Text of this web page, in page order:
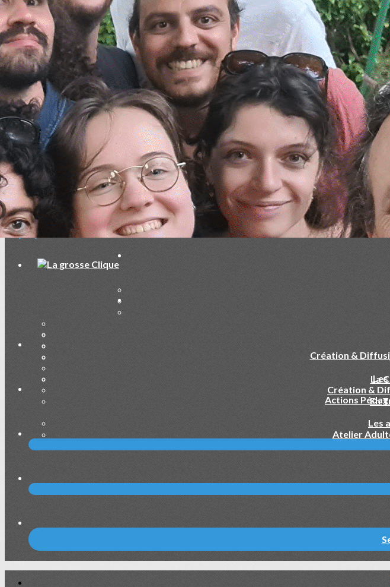
Exporter les lignes sélectionnées
Exporter toutes les colonnes
Exporter uniquement les colonnes affichées
Menu
<
>
Accueil
Qui sommes-nous ?
Adhésions 2026
Contact
Dons
Blog
Annuaire
Ajoutez un logo, un bouton, des réseaux sociaux
Cliquez pour éditer
La
Création &
Création &
En
Actions
Les
Atelier